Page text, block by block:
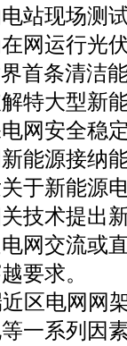
站现场测
网运行光
首条清洁
特大型新
网安全稳
能源接纳
于新能源
技术提出
网交流或
要求。
区电网网
一系列因